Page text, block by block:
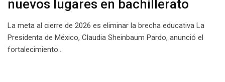
nuevos lugares en bachillerato
La meta al cierre de 2026 es eliminar la brecha educativa La
Presidenta de México, Claudia Sheinbaum Pardo, anunció el
fortalecimiento…